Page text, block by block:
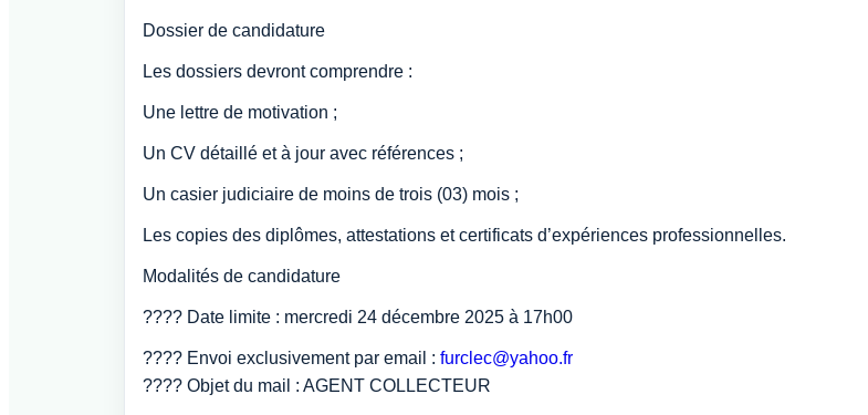
Dossier de candidature
Les dossiers devront comprendre :
Une lettre de motivation ;
Un CV détaillé et à jour avec références ;
Un casier judiciaire de moins de trois (03) mois ;
Les copies des diplômes, attestations et certificats d’expériences professionnelles.
Modalités de candidature
???? Date limite : mercredi 24 décembre 2025 à 17h00
???? Envoi exclusivement par email : furclec@yahoo.fr
???? Objet du mail : AGENT COLLECTEUR